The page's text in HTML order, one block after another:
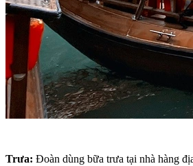
Trưa: Đoàn dùng bữa trưa tại nhà hàng